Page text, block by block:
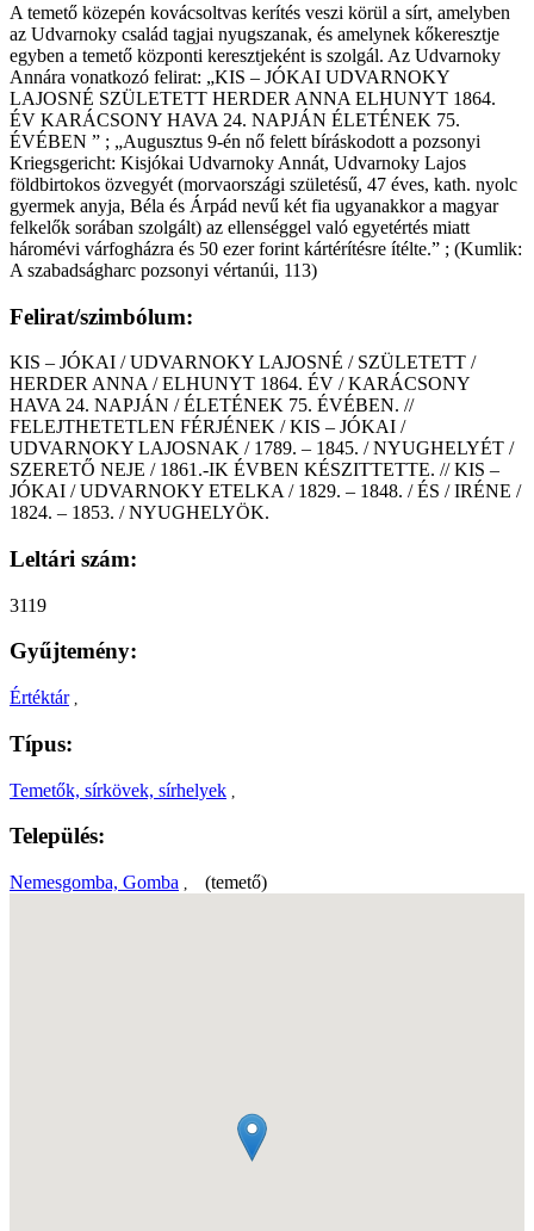
A temető közepén kovácsoltvas kerítés veszi körül a sírt, amelyben
az Udvarnoky család tagjai nyugszanak, és amelynek kőkeresztje
egyben a temető központi keresztjeként is szolgál. Az Udvarnoky
Annára vonatkozó felirat: „KIS – JÓKAI UDVARNOKY
LAJOSNÉ SZÜLETETT HERDER ANNA ELHUNYT 1864.
ÉV KARÁCSONY HAVA 24. NAPJÁN ÉLETÉNEK 75.
ÉVÉBEN ” ; „Augusztus 9-én nő felett bíráskodott a pozsonyi
Kriegsgericht: Kisjókai Udvarnoky Annát, Udvarnoky Lajos
földbirtokos özvegyét (morvaországi születésű, 47 éves, kath. nyolc
gyermek anyja, Béla és Árpád nevű két fia ugyanakkor a magyar
felkelők sorában szolgált) az ellenséggel való egyetértés miatt
háromévi várfogházra és 50 ezer forint kártérítésre ítélte.” ; (Kumlik:
A szabadságharc pozsonyi vértanúi, 113)
Felirat/szimbólum:
KIS – JÓKAI / UDVARNOKY LAJOSNÉ / SZÜLETETT /
HERDER ANNA / ELHUNYT 1864. ÉV / KARÁCSONY
HAVA 24. NAPJÁN / ÉLETÉNEK 75. ÉVÉBEN. //
FELEJTHETETLEN FÉRJÉNEK / KIS – JÓKAI /
UDVARNOKY LAJOSNAK / 1789. – 1845. / NYUGHELYÉT /
SZERETŐ NEJE / 1861.-IK ÉVBEN KÉSZITTETTE. // KIS –
JÓKAI / UDVARNOKY ETELKA / 1829. – 1848. / ÉS / IRÉNE /
1824. – 1853. / NYUGHELYÖK.
Leltári szám:
3119
Gyűjtemény:
Értéktár ,
Típus:
Temetők, sírkövek, sírhelyek
Település:
Nemesgomba, Gomba (temető)